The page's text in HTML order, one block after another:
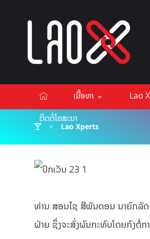
ເນື້ອຫາ Lao
ຕິດຕໍ່ໂຄສະນາ
Lao Xperts
ທ່ານ ສອນໄຊ ສີພັນດອນ ນາຍົກລັດ
ຝ່າຍ ຊຶ່ງຈະສົ່ງຜົນກະທົບໂດຍກົງຕໍ່